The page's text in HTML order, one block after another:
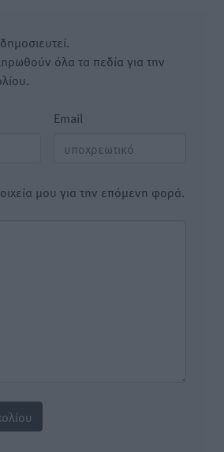
όλα τα πεδία για την
Email
μου για την επόμενη φορά.